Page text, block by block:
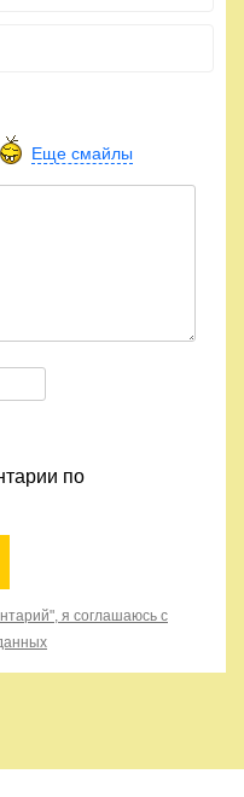
Еще смайлы
по
я соглашаюсь с